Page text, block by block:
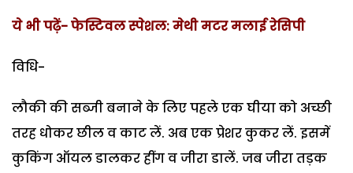
ये भी पढ़ें- फेस्टिवल स्पेशल: मेथी मटर मलाई रेसिपी
विधि-
लौकी की सब्जी बनाने के लिए पहले एक घीया को अच्छी
तरह धोकर छील व काट लें. अब एक प्रेशर कुकर लें. इसमें
कुकिंग ऑयल डालकर हींग व जीरा डालें. जब जीरा तड़क